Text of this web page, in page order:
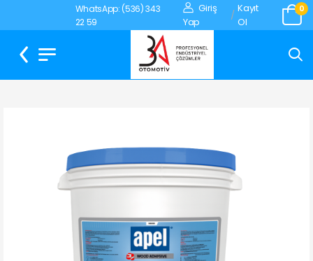
WhatsApp: (536) 343
22 59
Giriş
Yap
/
Kayıt
Ol
0